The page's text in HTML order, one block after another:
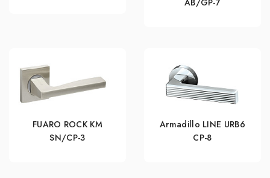
AB/GP-7
FUARO ROCK KM
SN/CP-3
Armadillo LINE URB6
CP-8